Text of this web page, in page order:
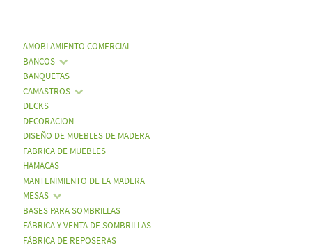
AMOBLAMIENTO COMERCIAL
BANCOS
BANQUETAS
CAMASTROS
DECKS
DECORACION
DISEÑO DE MUEBLES DE MADERA
FABRICA DE MUEBLES
HAMACAS
MANTENIMIENTO DE LA MADERA
MESAS
BASES PARA SOMBRILLAS
FÁBRICA Y VENTA DE SOMBRILLAS
FÁBRICA DE REPOSERAS